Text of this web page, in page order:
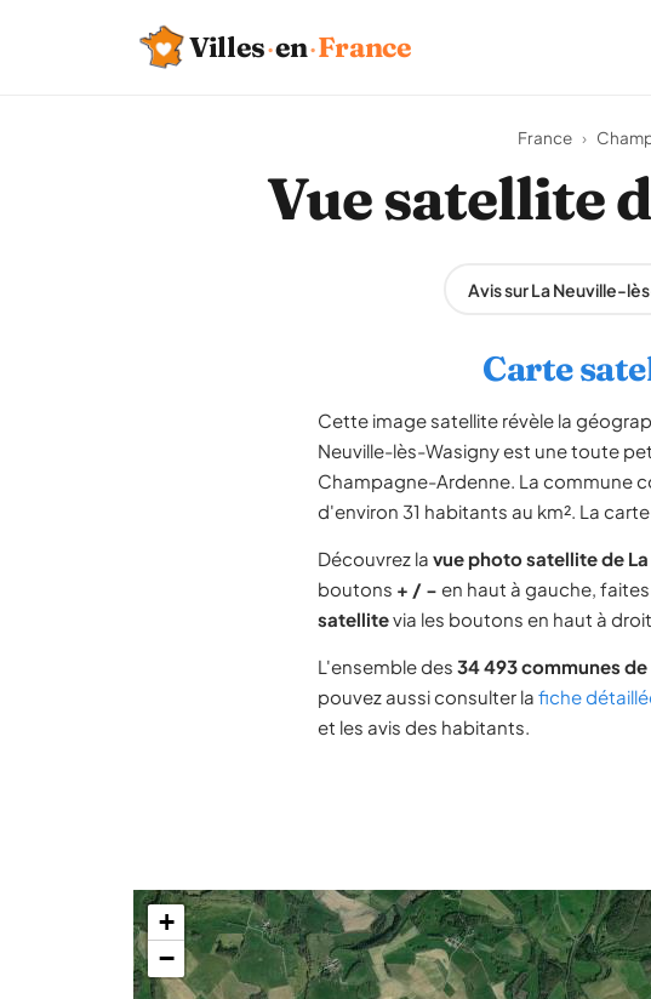
Villes·en·France
France ›
Vue satellite
Avis sur La Neuville-
Carte
Cette image satellite révèle la
Neuville-lès-Wasigny est une toute
Champagne-Ardenne. La commune
d'environ 31 habitants au km². La
Découvrez la vue photo satellite de
boutons + / − en haut à gauche,
satellitevia les boutons en haut à
L'ensemble des 34 493 communes
pouvez aussi consulter la fiche
et les avis des habitants.
+
−